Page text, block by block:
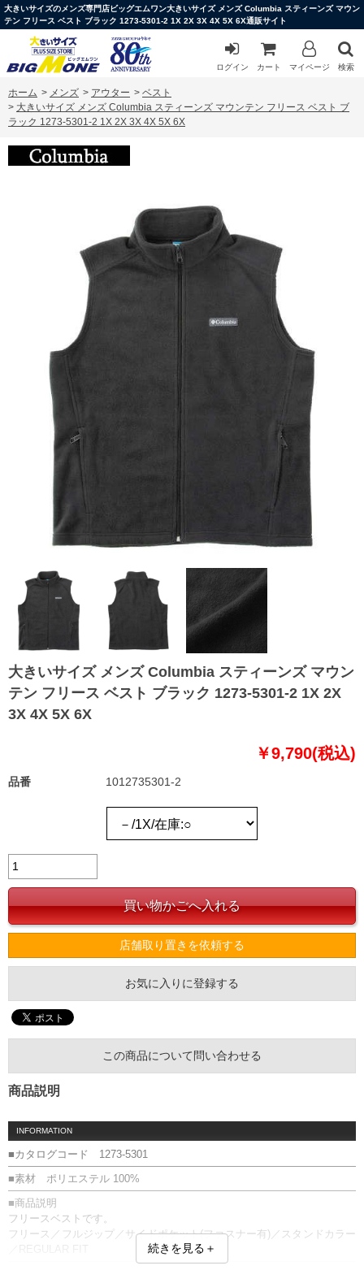
大きいサイズのメンズ専門店ビッグエムワン大きいサイズ メンズ Columbia スティーンズ マウン
テン フリース ベスト ブラック 1273-5301-2 1X 2X 3X 4X 5X 6X通販サイト
ログイン カート マイページ 検索
ホーム > メンズ > アウター > ベスト
> 大きいサイズ メンズ Columbia スティーンズ マウンテン フリース ベスト ブ
ラック 1273-5301-2 1X 2X 3X 4X 5X 6X
大きいサイズ メンズ Columbia スティーンズ マウン
テン フリース ベスト ブラック 1273-5301-2 1X 2X
3X 4X 5X 6X
￥9,790(税込)
品番 1012735301-2
店舗取り置きを依頼する
お気に入りに登録する
この商品について問い合わせる
商品説明
INFORMATION
■カタログコード 1273-5301
■素材 ポリエステル 100%
■商品説明
フリースベストです。
フリース／フルジップ／サイドポケット(ファスナー有)／スタンドカラー
続きを見る＋